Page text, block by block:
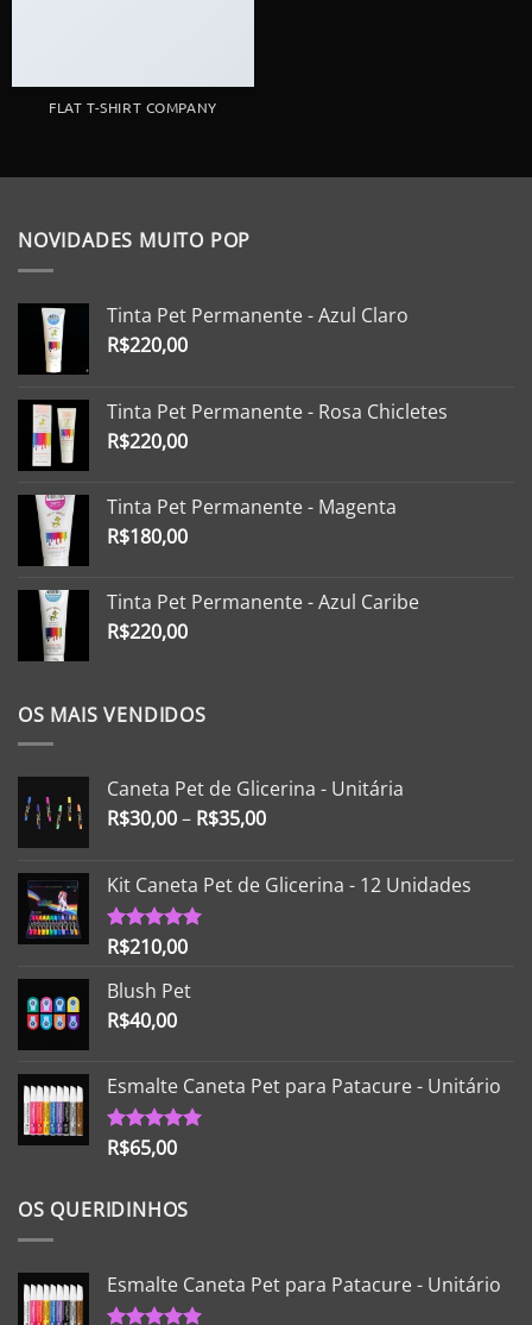
FLAT T-SHIRT COMPANY
NOVIDADES MUITO POP
Tinta Pet Permanente - Azul Claro
R$220,00
Tinta Pet Permanente - Rosa Chicletes
R$220,00
Tinta Pet Permanente - Magenta
R$180,00
Tinta Pet Permanente - Azul Caribe
R$220,00
OS MAIS VENDIDOS
Caneta Pet de Glicerina - Unitária
R$30,00– R$35,00
Kit Caneta Pet de Glicerina - 12 Unidades
Avaliação
R$210,00
Blush Pet
R$40,00
Esmalte Caneta Pet para Patacure - Unitário
Avaliação
R$65,00
OS QUERIDINHOS
Esmalte Caneta Pet para Patacure - Unitário